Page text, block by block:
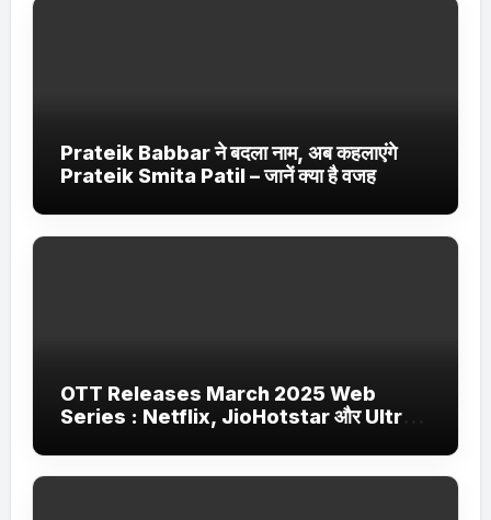
Prateik Babbar ने बदला नाम, अब कहलाएंगे
Prateik Smita Patil – जानें क्या है वजह
OTT Releases March 2025 Web
Series : Netflix, JioHotstar और Ultra